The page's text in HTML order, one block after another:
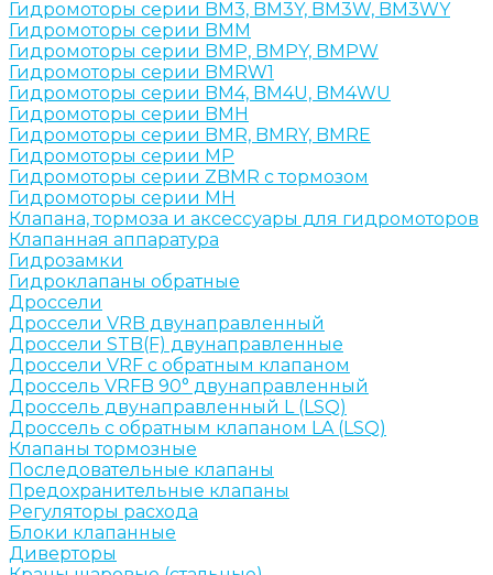
Гидромоторы серии BM3, BM3Y, BM3W, BM3WY
Гидромоторы серии BMM
Гидромоторы серии BMP, BMPY, BMPW
Гидромоторы серии BMRW1
Гидромоторы серии BМ4, BM4U, BМ4WU
Гидромоторы серии BМH
Гидромоторы серии BМR, BMRY, BМRE
Гидромоторы серии MP
Гидромоторы серии ZBMR с тормозом
Гидромоторы серии МH
Клапана, тормоза и аксессуары для гидромоторов
Клапанная аппаратура
Гидрозамки
Гидроклапаны обратные
Дроссели
Дроссели VRB двунаправленный
Дроссели STB(F) двунаправленные
Дроссели VRF с обратным клапаном
Дроссель VRFB 90° двунаправленный
Дроссель двунаправленный L (LSQ)
Дроссель с обратным клапаном LA (LSQ)
Клапаны тормозные
Последовательные клапаны
Предохранительные клапаны
Регуляторы расхода
Блоки клапанные
Диверторы